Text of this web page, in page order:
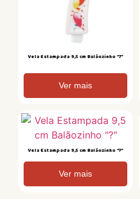
Vela Estampada 9,5 cm Balãozinho “7”
Ver mais
Vela Estampada 9,5 cm Balãozinho “?”
Ver mais